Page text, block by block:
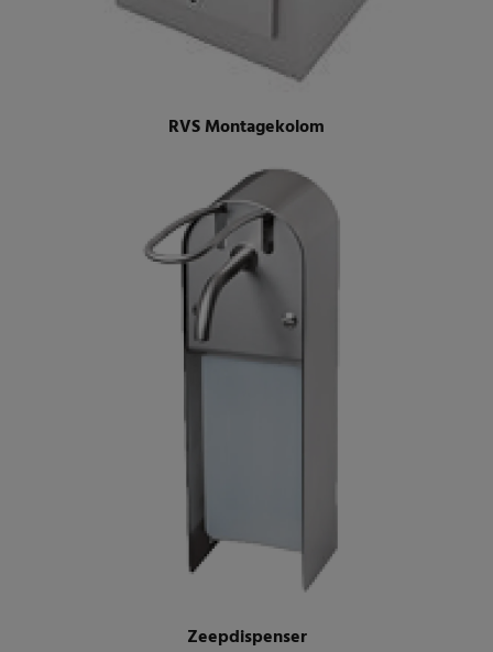
RVS Montagekolom
Zeepdispenser